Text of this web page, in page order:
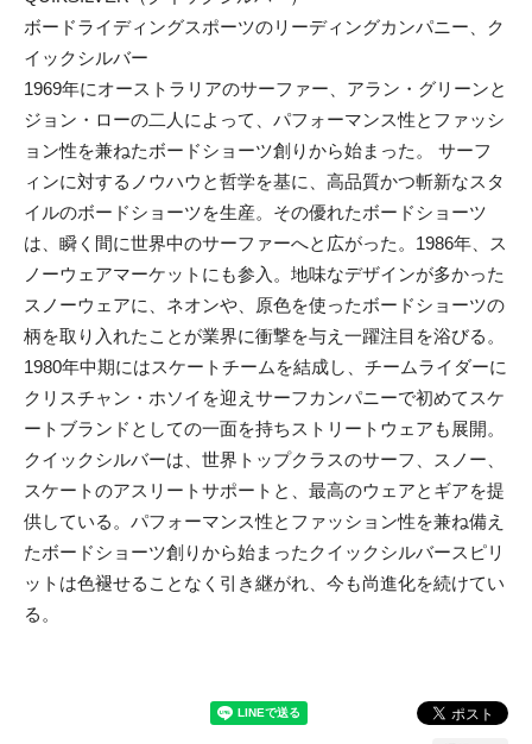
ボードライディングスポーツのリーディングカンパニー、ク
イックシルバー
1969年にオーストラリアのサーファー、アラン・グリーンと
ジョン・ローの二人によって、パフォーマンス性とファッシ
ョン性を兼ねたボードショーツ創りから始まった。 サーフ
ィンに対するノウハウと哲学を基に、高品質かつ斬新なスタ
イルのボードショーツを生産。その優れたボードショーツ
は、瞬く間に世界中のサーファーへと広がった。1986年、ス
ノーウェアマーケットにも参入。地味なデザインが多かった
スノーウェアに、ネオンや、原色を使ったボードショーツの
柄を取り入れたことが業界に衝撃を与え一躍注目を浴びる。
1980年中期にはスケートチームを結成し、チームライダーに
クリスチャン・ホソイを迎えサーフカンパニーで初めてスケ
ートブランドとしての一面を持ちストリートウェアも展開。
クイックシルバーは、世界トップクラスのサーフ、スノー、
スケートのアスリートサポートと、最高のウェアとギアを提
供している。パフォーマンス性とファッション性を兼ね備え
たボードショーツ創りから始まったクイックシルバースピリ
ットは色褪せることなく引き継がれ、今も尚進化を続けてい
る。